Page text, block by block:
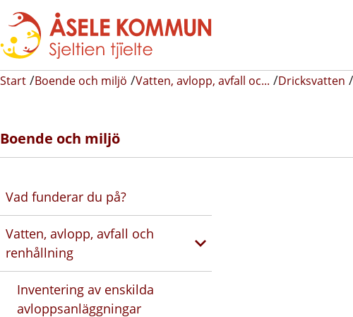
Start Boende och miljö Vatten, avlopp, avfall oc... Dricksvatten
Boende och miljö
Vad funderar du på?
Vatten, avlopp, avfall och
renhållning
Inventering av enskilda
avloppsanläggningar